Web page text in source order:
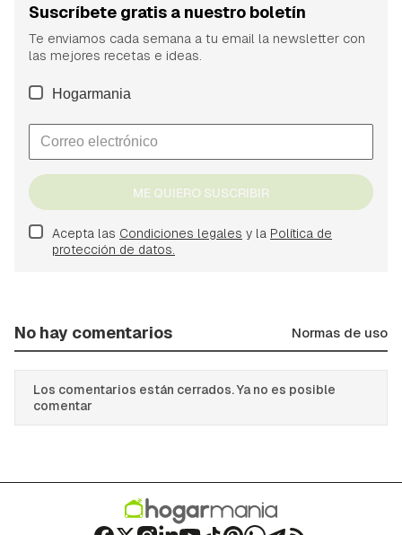
Suscríbete gratis a nuestro boletín
Te enviamos cada semana a tu email la newsletter con
las mejores recetas e ideas.
Hogarmania
ME QUIERO SUSCRIBIR
Acepta las Condiciones legales y la Política de
protección de datos.
No hay comentarios Normas de uso
Los comentarios están cerrados. Ya no es posible
comentar